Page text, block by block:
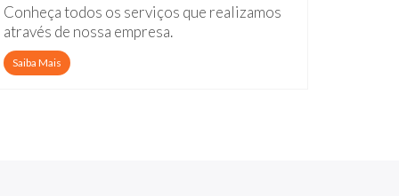
Conheça todos os serviços que realizamos
através de nossa empresa.
Saiba Mais